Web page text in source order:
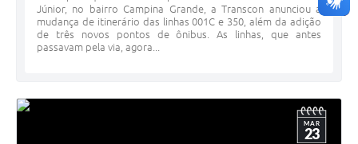
Júnior, no bairro Campina Grande, a Transcon anunciou a
mudança de itinerário das linhas 001C e 350, além da adição
de três novos pontos de ônibus. As linhas, que antes
passavam pela via, agora...
MAR
23